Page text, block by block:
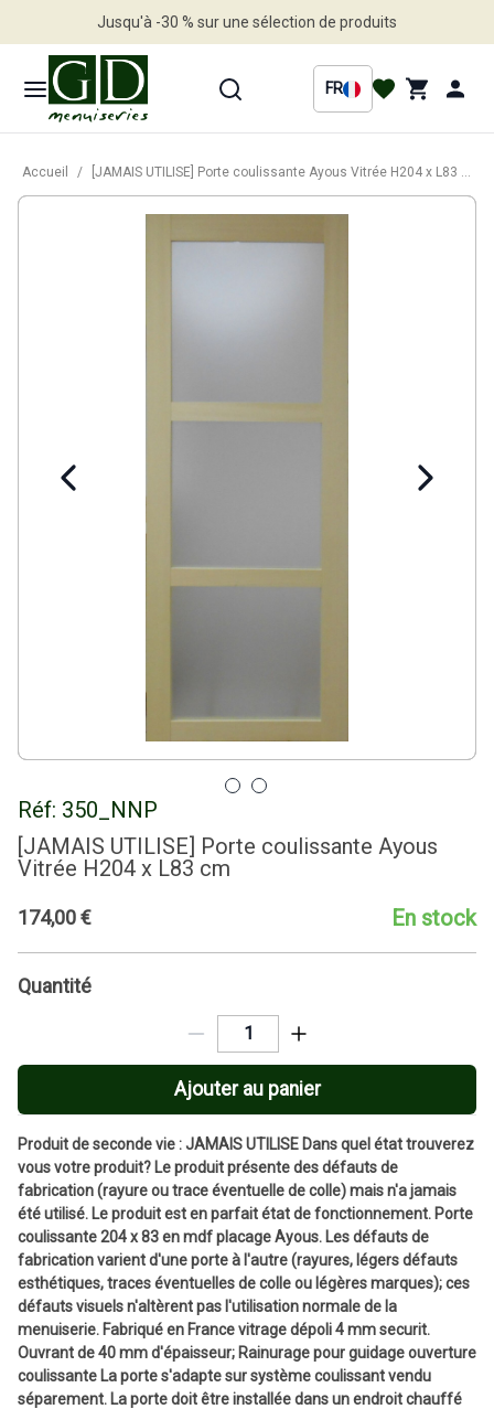
Jusqu'à -30 % sur une sélection de produits
FR
Accueil / [JAMAIS UTILISE] Porte coulissante Ayous Vitrée H204 x L83 cm
Réf: 350_NNP
[JAMAIS UTILISE] Porte coulissante Ayous
Vitrée H204 x L83 cm
174,00€ En stock
Quantité
Ajouter au panier
Produit de seconde vie : JAMAIS UTILISE Dans quel état trouverez
vous votre produit? Le produit présente des défauts de
fabrication (rayure ou trace éventuelle de colle) mais n'a jamais
été utilisé. Le produit est en parfait état de fonctionnement. Porte
coulissante 204 x 83 en mdf placage Ayous. Les défauts de
fabrication varient d'une porte à l'autre (rayures, légers défauts
esthétiques, traces éventuelles de colle ou légères marques); ces
défauts visuels n'altèrent pas l'utilisation normale de la
menuiserie. Fabriqué en France vitrage dépoli 4 mm securit.
Ouvrant de 40 mm d'épaisseur; Rainurage pour guidage ouverture
coulissante La porte s'adapte sur système coulissant vendu
séparement. La porte doit être installée dans un endroit chauffé